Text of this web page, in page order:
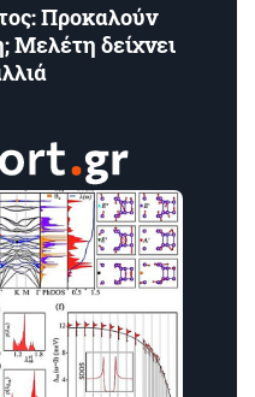
Προκαλούν
Μελέτη δείχνει